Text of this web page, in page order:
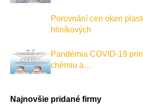
Porovnání cen oken
hliníkových
Pandémia COVID-19
chémiu a…
Najnovšie pridané firmy